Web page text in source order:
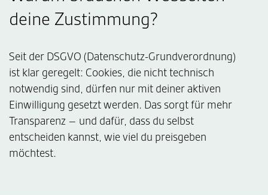
deine Zustimmung?
Seit der DSGVO (Datenschutz-Grundverordnung)
ist klar geregelt: Cookies, die nicht technisch
notwendig sind, dürfen nur mit deiner aktiven
Einwilligung gesetzt werden. Das sorgt für mehr
Transparenz – und dafür, dass du selbst
entscheiden kannst, wie viel du preisgeben
möchtest.